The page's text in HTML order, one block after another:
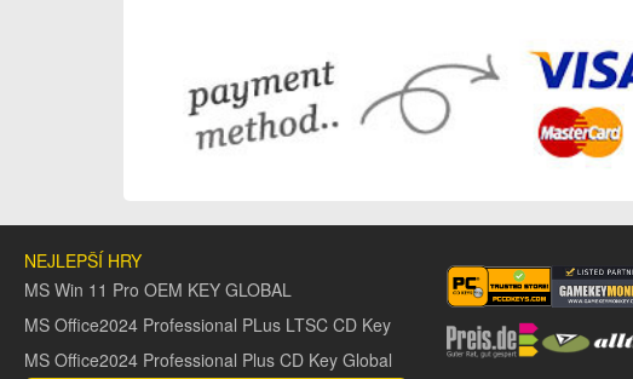
NEJLEPŠÍ HRY
MS Win 11 Pro OEM KEY GLOBAL
MS Office2024 Professional PLus LTSC CD Key
MS Office2024 Professional Plus CD Key Global